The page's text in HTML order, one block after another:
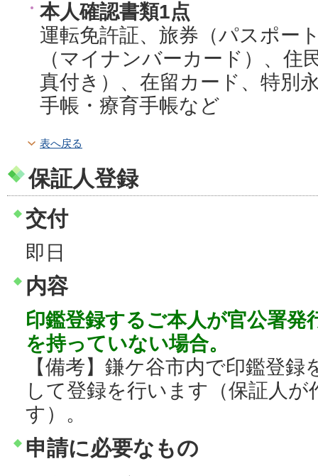
本人確認書類1点
運転免許証、旅券（パスポー
（マイナンバーカード）、住
真付き）、在留カード、特別
手帳・療育手帳など
表へ戻る
保証人登録
交付
即日
内容
印鑑登録するご本人が官公署発
を持っていない場合。
【備考】鎌ケ谷市内で印鑑登
して登録を行います（保証人
す）。
申請に必要なもの